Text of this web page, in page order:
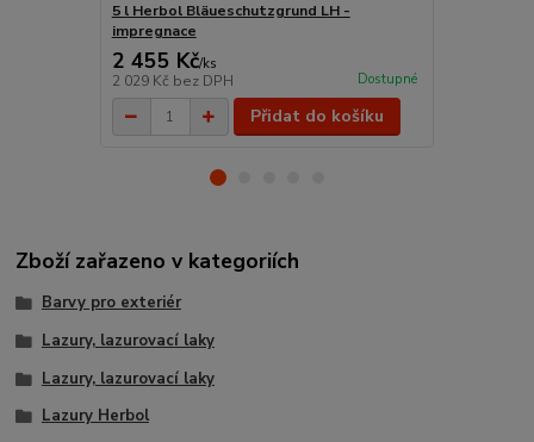
5 l Herbol Bläueschutzgrund LH -
impregnace
2 455 Kč/ks
2 029 Kč bez DPH Dostupné
Přidat do košíku
Zboží zařazeno v kategoriích
Barvy pro exteriér
Lazury, lazurovací laky
Lazury, lazurovací laky
Lazury Herbol